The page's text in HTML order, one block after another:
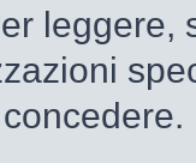
leggere,